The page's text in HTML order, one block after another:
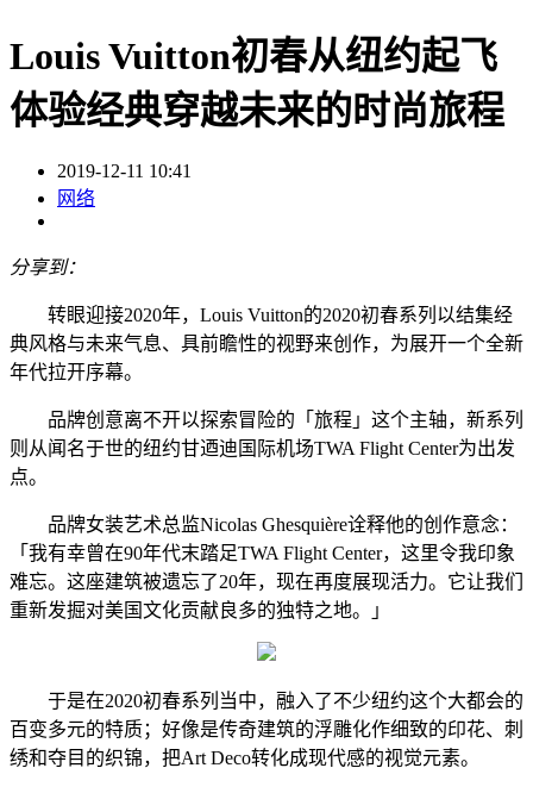
Louis Vuitton初春从纽约起飞
体验经典穿越未来的时尚旅程
2019-12-11 10:41
网络
分享到：
转眼迎接2020年，Louis Vuitton的2020初春系列以结集经
典风格与未来气息、具前瞻性的视野来创作，为展开一个全新
年代拉开序幕。
品牌创意离不开以探索冒险的「旅程」这个主轴，新系列
则从闻名于世的纽约甘迺迪国际机场TWA Flight Center为出发
点。
品牌女装艺术总监Nicolas Ghesquière诠释他的创作意念：
「我有幸曾在90年代末踏足TWA Flight Center，这里令我印象
难忘。这座建筑被遗忘了20年，现在再度展现活力。它让我们
重新发掘对美国文化贡献良多的独特之地。」
于是在2020初春系列当中，融入了不少纽约这个大都会的
百变多元的特质；好像是传奇建筑的浮雕化作细致的印花、刺
绣和夺目的织锦，把Art Deco转化成现代感的视觉元素。